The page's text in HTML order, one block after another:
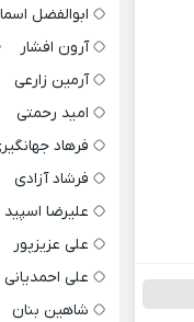
ابوالفضل
آرون افشار
آرمین زارعی
امید رحمتی
فرهاد
فرشاد آزادی
علیرضا اسپید
علی عزیزپور
علی احمدیانی
شاهین بنان